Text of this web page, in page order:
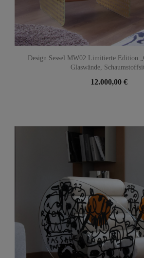
Design Sessel MW02 Limitierte Edition
Glaswände,
12.000,00 €